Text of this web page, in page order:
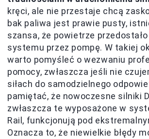
kręci, ale nie przestaje chcą
bak paliwa jest prawie pusty,
szansa, że powietrze
systemu przez pompę. W takiej
warto pomyśleć o wezwaniu
pomocy, zwłaszcza jeśli nie
siłach do samodzielnego
pamiętać, że nowoczesne silniki
zwłaszcza te wyposażone w
Rail, funkcjonują pod
Oznacza to, że niewielkie błędy